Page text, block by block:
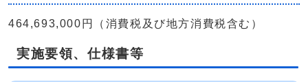
464,693,000円（消費税及び地方消費税含む）
実施要領、仕様書等